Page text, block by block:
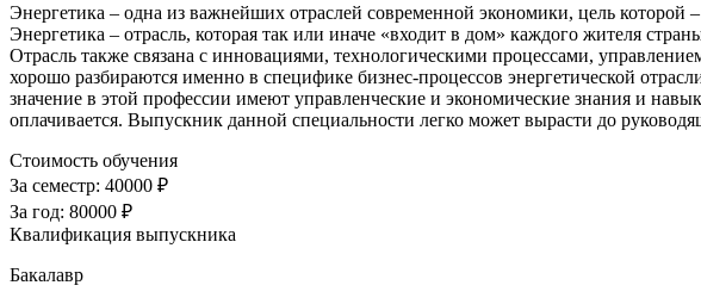
Энергетика – одна из важнейших отраслей современной экономики, цель которой
Энергетика – отрасль, которая так или иначе «входит в дом» каждого жителя
Отрасль также связана с инновациями, технологическими процессами,
хорошо разбираются именно в специфике бизнес-процессов энергетической
значение в этой профессии имеют управленческие и экономические знания и
оплачивается. Выпускник данной специальности легко может вырасти до
Стоимость обучения
За семестр: 40000 ₽
За год: 80000 ₽
Квалификация выпускника
Бакалавр